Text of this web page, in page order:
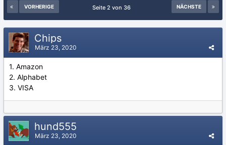
VORHERIGE NÄCHSTE
Seite 2 von 36
Chips
März 23, 2020
1. Amazon
2. Alphabet
3. VISA
hund555
März 23, 2020